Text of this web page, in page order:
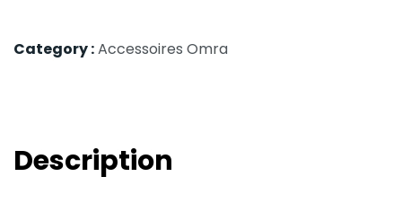
Category :Accessoires Omra
Description